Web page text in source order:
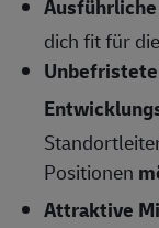
dich fit für
Positionen
Attraktive